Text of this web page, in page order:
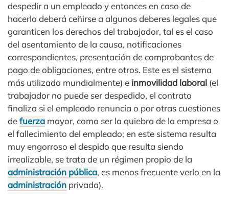
despedir a un empleado y entonces en caso de
hacerlo deberá ceñirse a algunos deberes legales que
garanticen los derechos del trabajador, tal es el caso
del asentamiento de la causa, notificaciones
correspondientes, presentación de comprobantes de
pago de obligaciones, entre otros. Este es el sistema
más utilizado mundialmente) e inmovilidad laboral (el
trabajador no puede ser despedido, el contrato
finaliza si el empleado renuncia o por otras cuestiones
defuerza mayor, como ser la quiebra de la empresa o
el fallecimiento del empleado; en este sistema resulta
muy engorroso el despido que resulta siendo
irrealizable, se trata de un régimen propio de la
administración pública, es menos frecuente verlo en la
administración privada).